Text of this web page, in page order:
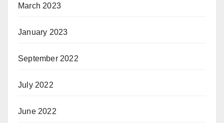
March 2023
January 2023
September 2022
July 2022
June 2022